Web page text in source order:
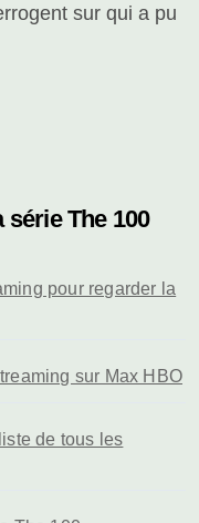
The 100
pour regarder la
sur Max HBO
de tous les